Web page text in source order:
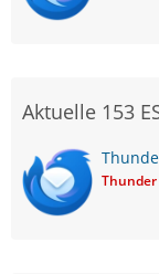
Aktuelle 153
Thunder